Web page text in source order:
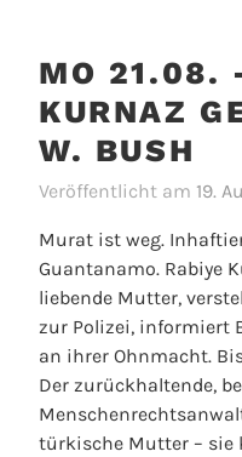
MO 21.08.
KURNAZ
W. BUSH
Veröffentlicht am 19.
Murat ist weg.
Guantanamo. Rabiye
liebende Mutter,
zur Polizei, informiert
an ihrer Ohnmacht.
Der zurückhaltende,
türkische Mutter – sie